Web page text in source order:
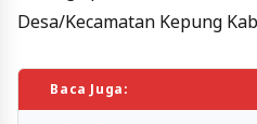
Desa/Kecamatan Kepung
Baca Juga: